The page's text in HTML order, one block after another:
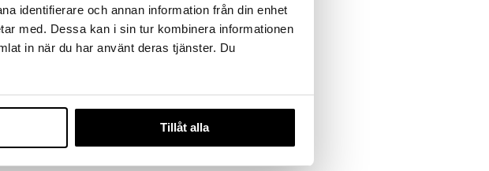
identifierare och annan information från din enhet
med. Dessa kan i sin tur kombinera informationen
in när du har använt deras tjänster. Du
Tillåt alla